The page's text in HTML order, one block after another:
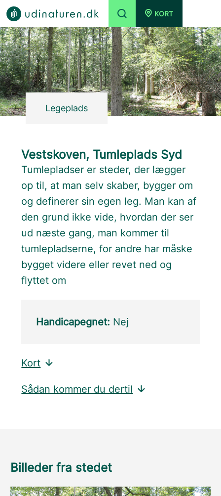
KORT
Legeplads
Vestskoven, Tumleplads Syd
Tumlepladser er steder, der lægger
op til, at man selv skaber, bygger om
og definerer sin egen leg. Man kan af
den grund ikke vide, hvordan der ser
ud næste gang, man kommer til
tumlepladserne, for andre har måske
bygget videre eller revet ned og
flyttet om
Handicapegnet: Nej
Kort
Sådan kommer du dertil
Billeder fra stedet